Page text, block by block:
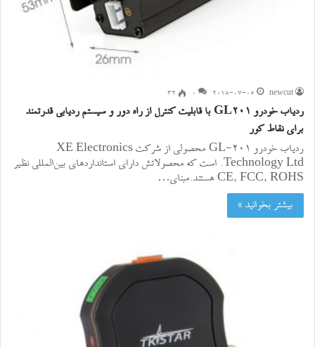
newcut
2018-07-05
0 ۳۲
ردیاب خودرو GL201 با قابلیت کنترل از راه دور و سیستم ردیابی قدرتمند
برای نقاط کور
ردیاب خودرو GL-201 محصولی از شرکت XE Electronics
Technology Ltd. است که محصولاتش دارای استانداردهای بین‌المللی نظیر
CE, FCC, ROHS هستند.مبنای…
بیشتر بخوانید »